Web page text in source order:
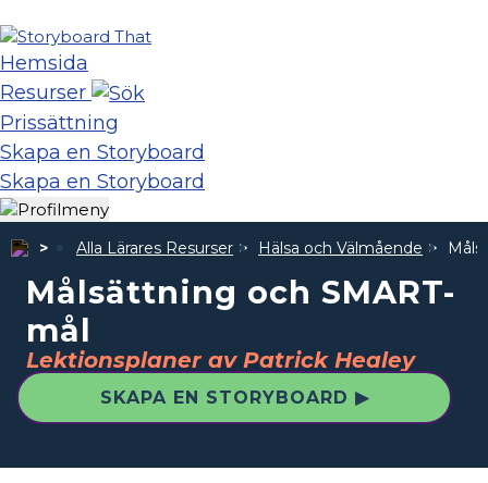
Hemsida
Resurser
Prissättning
Skapa en Storyboard
Skapa en Storyboard
Alla Lärares Resurser Hälsa och Välmående
Målsättning och SMART-
mål
Lektionsplaner av Patrick Healey
SKAPA EN STORYBOARD ▶